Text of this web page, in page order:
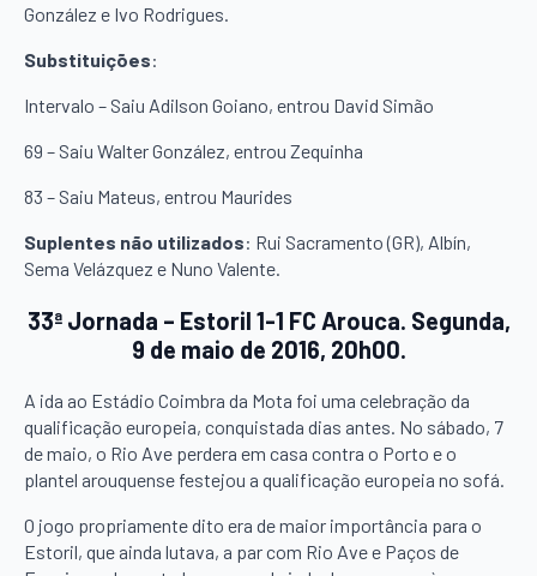
González e Ivo Rodrigues.
Substituições:
Intervalo – Saiu Adilson Goiano, entrou David Simão
69 – Saiu Walter González, entrou Zequinha
83 – Saiu Mateus, entrou Maurides
Suplentes não utilizados: Rui Sacramento (GR), Albín,
Sema Velázquez e Nuno Valente.
33ª Jornada – Estoril 1-1 FC Arouca. Segunda,
9 de maio de 2016, 20h00.
A ida ao Estádio Coimbra da Mota foi uma celebração da
qualificação europeia, conquistada dias antes. No sábado, 7
de maio, o Rio Ave perdera em casa contra o Porto e o
plantel arouquense festejou a qualificação europeia no sofá.
O jogo propriamente dito era de maior importância para o
Estoril, que ainda lutava, a par com Rio Ave e Paços de